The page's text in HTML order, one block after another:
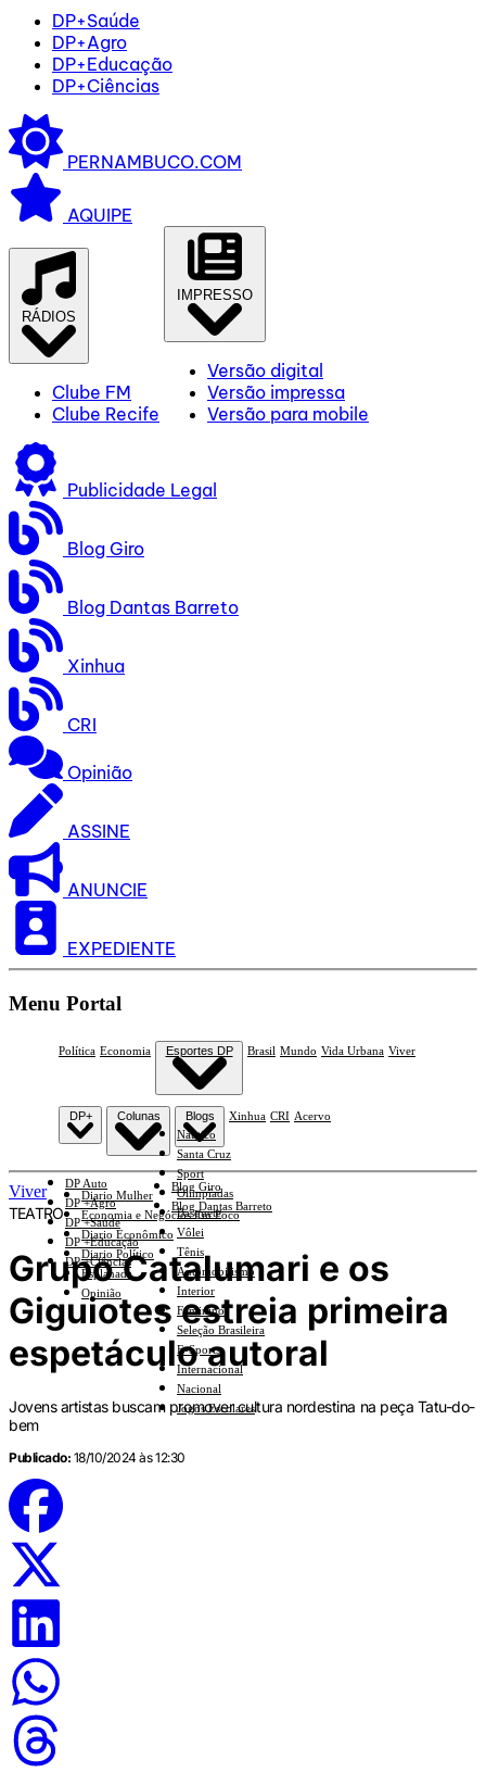
DP+Saúde
DP+Agro
DP+Educação
DP+Ciências
PERNAMBUCO.COM
AQUIPE
RÁDIOS
Clube FM
Clube Recife
IMPRESSO
Versão digital
Versão impressa
Versão para mobile
Publicidade Legal
Blog Giro
Blog Dantas Barreto
Xinhua
CRI
Opinião
ASSINE
ANUNCIE
EXPEDIENTE
Menu Portal
Política Economia Esportes DP
Náutico
Santa Cruz
Sport
Olimpíadas
Basquete
Vôlei
Tênis
Automobilismo
Interior
Feminino
Seleção Brasileira
E-Sports
Internacional
Nacional
Jogos Escolares
Brasil Mundo Vida Urbana Viver
DP+
DP Auto
DP +Agro
DP +Saúde
DP +Educação
DP +Ciências
Colunas
Diario Mulher
Economia e Negócios Em Foco
Diario Econômico
Diario Político
Esplanada
Opinião
Blogs
Blog Giro
Blog Dantas Barreto
Xinhua CRI Acervo
Viver
TEATRO
Grupo Catalumari e os
Giguiotes estreia primeira
espetáculo autoral
Jovens artistas buscam promover cultura nordestina na peça Tatu-do-
bem
Publicado: 18/10/2024 às 12:30